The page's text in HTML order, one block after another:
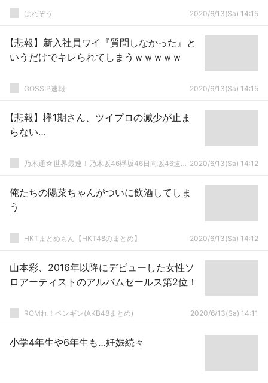
はれぞう 2020/6/13(Sa) 14:15
【悲報】新入社員ワイ『質問しなかった』と
いうだけでキレられてしまうｗｗｗｗｗ
GOSSIP速報 2020/6/13(Sa) 14:15
【悲報】欅1期さん、ツイプロの減少が止ま
らない…
乃木通☆世界最速！乃木坂46欅坂46日向坂46速報まとめ 2020/6/13(Sa) 14:12
俺たちの陽菜ちゃんがついに飲酒してしま
う
HKTまとめもん【HKT48のまとめ】 2020/6/13(Sa) 14:12
山本彩、2016年以降にデビューした女性ソ
ロアーティストのアルバムセールス第2位！
ROMれ！ペンギン(AKB48まとめ) 2020/6/13(Sa) 14:11
小学4年生や6年生も…妊娠続々